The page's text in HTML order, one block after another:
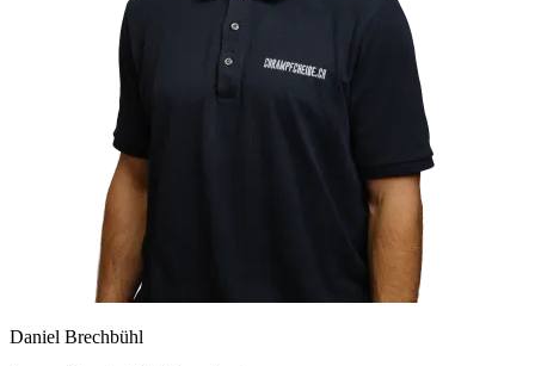
Daniel Brechbühl